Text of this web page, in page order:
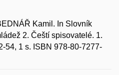
Kamil. In Slovník
2. Čeští spisovatelé. 1.
54, 1 s. ISBN 978-80-7277-